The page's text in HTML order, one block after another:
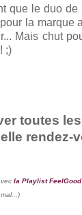
que le duo
la marque
Mais chut
;)
toutes
rendez-
la Playlist FeelGood